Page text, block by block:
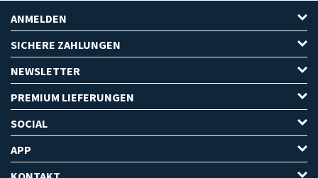
ANMELDEN
SICHERE ZAHLUNGEN
NEWSLETTER
PREMIUM LIEFERUNGEN
SOCIAL
APP